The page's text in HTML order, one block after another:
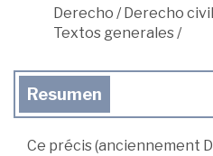
Derecho / Derecho civil
Textos generales/
Resumen
Ce précis (anciennement